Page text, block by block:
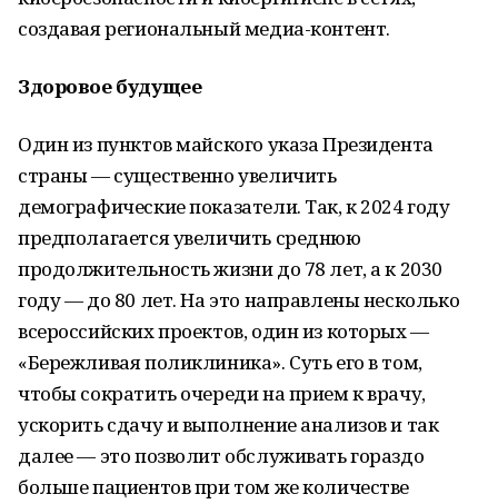
создавая региональный медиа-контент.
Здоровое будущее
Один из пунктов майского указа Президента
страны — существенно увеличить
демографические показатели. Так, к 2024 году
предполагается увеличить среднюю
продолжительность жизни до 78 лет, а к 2030
году — до 80 лет. На это направлены несколько
всероссийских проектов, один из которых —
«Бережливая поликлиника». Суть его в том,
чтобы сократить очереди на прием к врачу,
ускорить сдачу и выполнение анализов и так
далее — это позволит обслуживать гораздо
больше пациентов при том же количестве